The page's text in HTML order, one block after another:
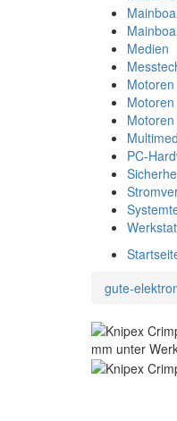
Medien
PC-
gute-